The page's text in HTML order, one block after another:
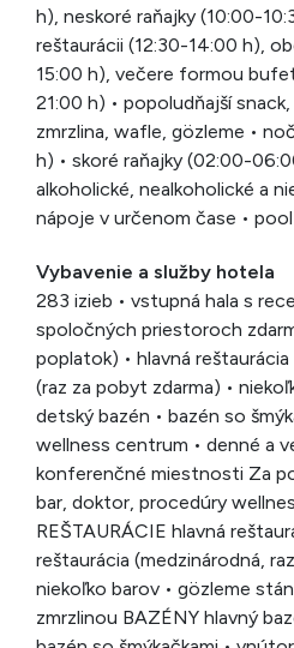
h), neskoré raňajky (10:00-
reštaurácii (12:30-14:00 h),
15:00 h), večere formou
21:00 h) • popoludňajší
zmrzlina, wafle, gözleme •
h) • skoré raňajky (02:00-
alkoholické, nealkoholické a
nápoje v určenom čase •
Vybavenie a služby hotela
283 izieb • vstupná hala s
spoločných priestoroch
poplatok) • hlavná
(raz za pobyt zdarma) •
detský bazén • bazén so
wellness centrum • denné a
konferenčné miestnosti Za
bar, doktor, procedúry
REŠTAURÁCIE hlavná
reštaurácia (medzinárodná,
niekoľko barov • gözleme
zmrzlinou BAZÉNY hlavný